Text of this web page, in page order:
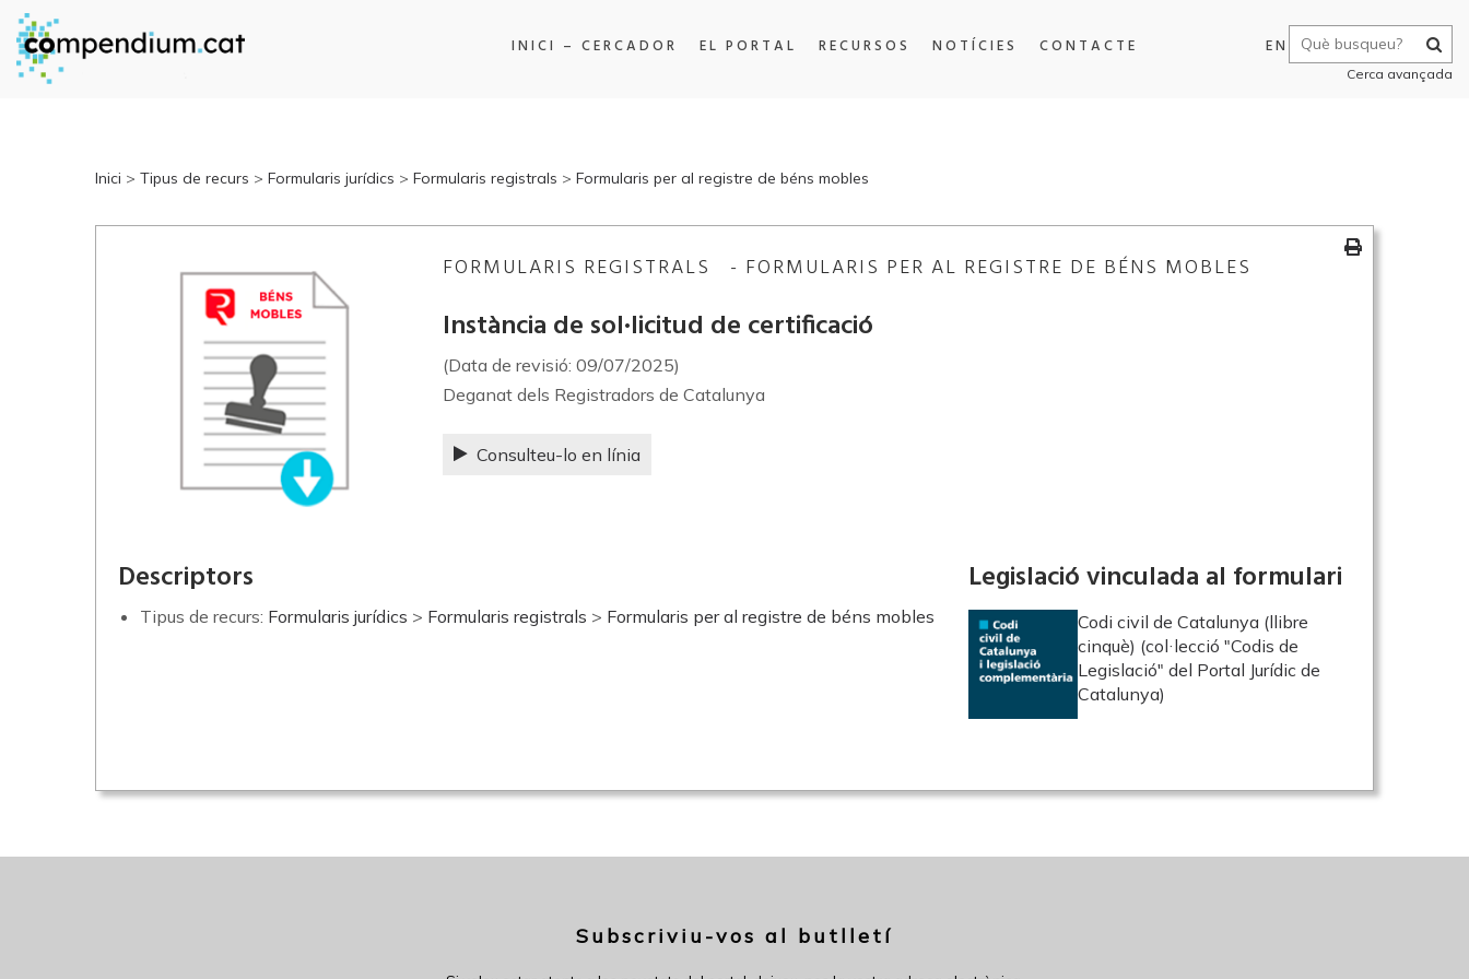
INICI – CERCADOR EL PORTAL RECURSOS NOTÍCIES CONTACTE EN
Cerca avançada
Inici > Tipus de recurs > Formularis jurídics > Formularis registrals > Formularis per al registre de béns mobles
FORMULARIS REGISTRALS - FORMULARIS PER AL REGISTRE DE BÉNS MOBLES
Instància de sol·licitud de certificació
(Data de revisió: 09/07/2025)
Deganat dels Registradors de Catalunya
Consulteu-lo en línia
Descriptors
Tipus de recurs: Formularis jurídics > Formularis registrals > Formularis per al registre de béns mobles
Legislació vinculada al formulari
Codi civil de Catalunya (llibre
cinquè) (col·lecció "Codis de
Legislació" del Portal Jurídic de
Catalunya)
Subscriviu-vos al butlletí